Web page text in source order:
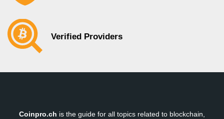
Verified Providers
Coinpro.ch is the guide for all topics related to blockchain,